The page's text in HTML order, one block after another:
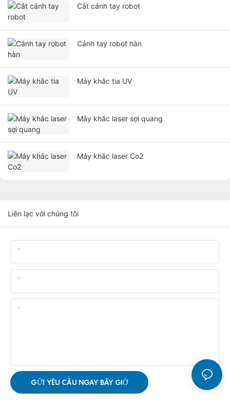
Cắt cánh tay robot
Cánh tay robot hàn
Máy khắc tia UV
Máy khắc laser sợi quang
Máy khắc laser Co2
Liên lạc với chúng tôi
GỬI YÊU CẦU NGAY BÂY GIỜ